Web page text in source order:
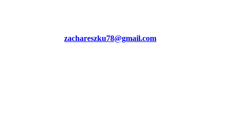
zachareszku78@gmail.com